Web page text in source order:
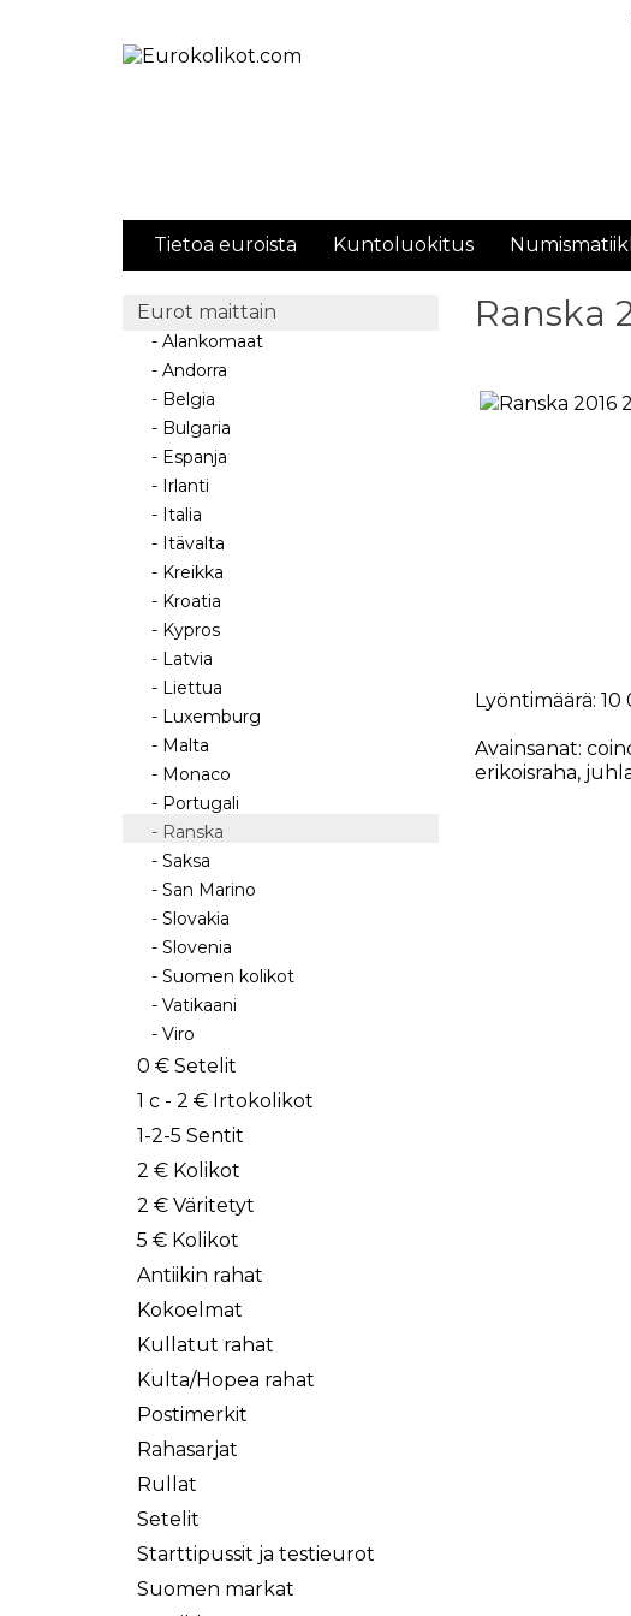
Tietoa euroista Kuntoluokitus
Eurot maittain
- Alankomaat
- Andorra
- Belgia
- Bulgaria
- Espanja
- Irlanti
- Italia
- Itävalta
- Kreikka
- Kroatia
- Kypros
- Latvia
- Liettua
- Luxemburg
- Malta
- Monaco
- Portugali
- Ranska
- Saksa
- San Marino
- Slovakia
- Slovenia
- Suomen kolikot
- Vatikaani
- Viro
0 € Setelit
1 c - 2 € Irtokolikot
1-2-5 Sentit
2 € Kolikot
2 € Väritetyt
5 € Kolikot
Antiikin rahat
Kokoelmat
Kullatut rahat
Kulta/Hopea rahat
Postimerkit
Rahasarjat
Rullat
Setelit
Starttipussit ja testieurot
Suomen markat
Ranska
Lyöntimäärä: 10
Avainsanat:
erikoisraha,